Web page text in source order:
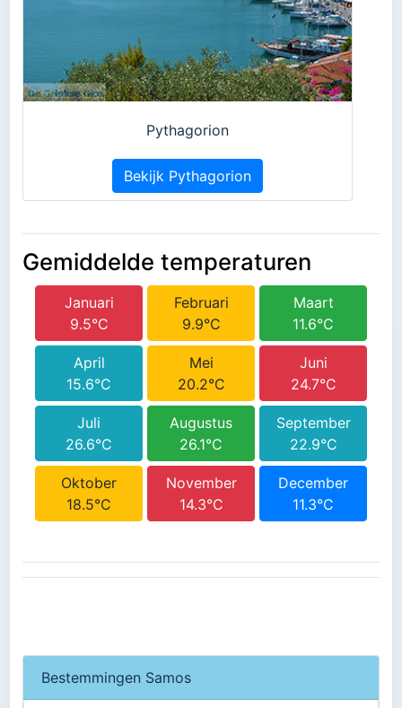
Pythagorion
Bekijk Pythagorion
Gemiddelde temperaturen
Januari
9.5°C
Februari
9.9°C
Maart
11.6°C
April
15.6°C
Mei
20.2°C
Juni
24.7°C
Juli
26.6°C
Augustus
26.1°C
September
22.9°C
Oktober
18.5°C
November
14.3°C
December
11.3°C
Bestemmingen Samos